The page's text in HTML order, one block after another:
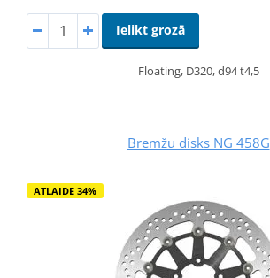
Ielikt grozā
Floating, D320, d94 t4,5
Bremžu disks NG 458G
ATLAIDE 34%